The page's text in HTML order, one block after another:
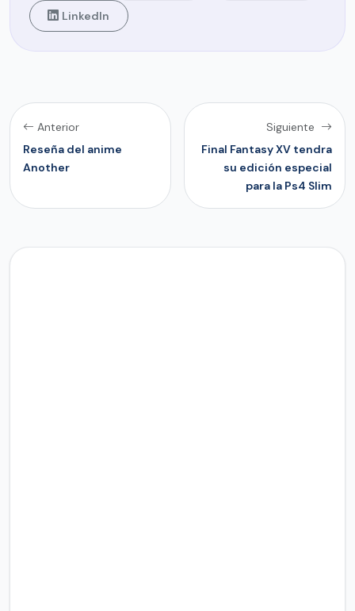
LinkedIn
Anterior
Reseña del anime
Another
Siguiente
Final Fantasy XV tendra
su edición especial
para la Ps4 Slim